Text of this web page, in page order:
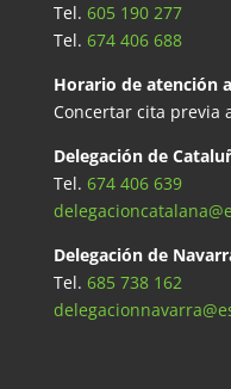
Tel. 605 190 277
Tel. 674 406 688
Horario de atención
Concertar cita previa
Delegación de
Tel. 674 406 639
Delegación de
Tel. 685 738 162